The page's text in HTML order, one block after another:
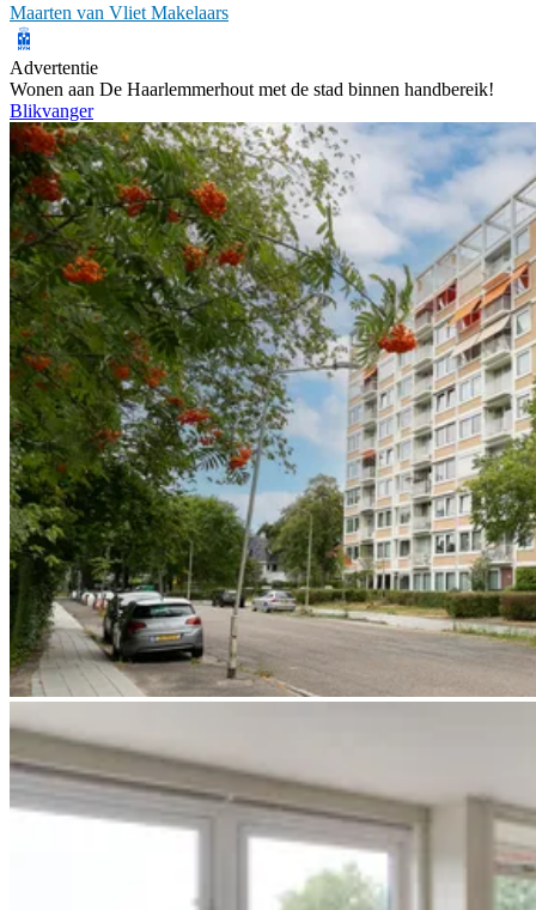
Maarten van Vliet Makelaars
Advertentie
Wonen aan De Haarlemmerhout met de stad binnen handbereik!
Blikvanger